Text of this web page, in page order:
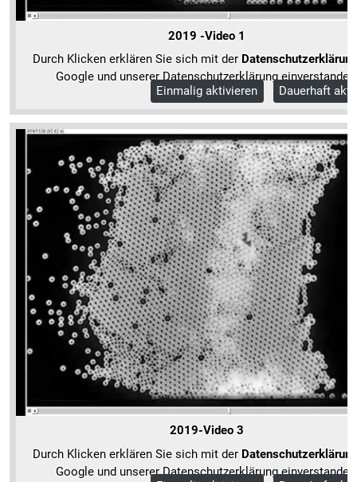
2019 -Video 1
Durch Klicken erklären Sie sich mit der
Google und unserer Datenschutzerklärung
Mehr Informationen
Einmalig aktivieren Dauerhaft
2019-Video 3
Durch Klicken erklären Sie sich mit der
Google und unserer Datenschutzerklärung